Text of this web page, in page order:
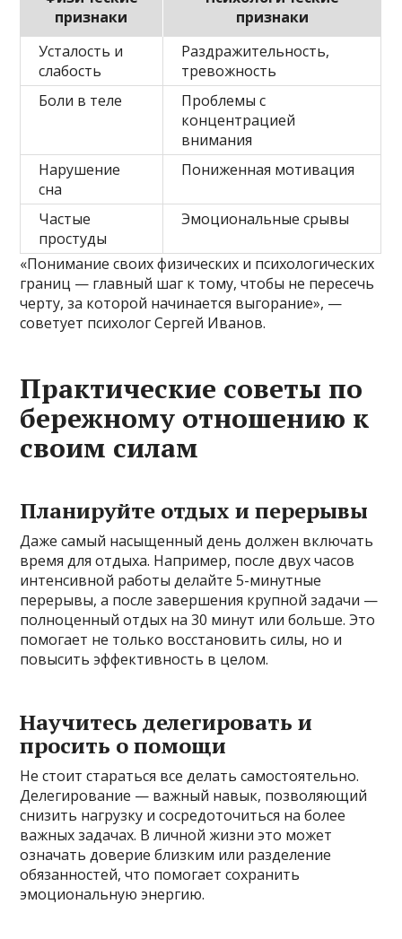
признаки
признаки
Усталость и
слабость
Раздражительность,
тревожность
Боли в теле
Проблемы с
концентрацией
внимания
Нарушение
сна
Пониженная мотивация
Частые
простуды
Эмоциональные срывы
«Понимание своих физических и психологических
границ — главный шаг к тому, чтобы не пересечь
черту, за которой начинается выгорание», —
советует психолог Сергей Иванов.
Практические советы по
бережному отношению к
своим силам
Планируйте отдых и перерывы
Даже самый насыщенный день должен включать
время для отдыха. Например, после двух часов
интенсивной работы делайте 5-минутные
перерывы, а после завершения крупной задачи —
полноценный отдых на 30 минут или больше. Это
помогает не только восстановить силы, но и
повысить эффективность в целом.
Научитесь делегировать и
просить о помощи
Не стоит стараться все делать самостоятельно.
Делегирование — важный навык, позволяющий
снизить нагрузку и сосредоточиться на более
важных задачах. В личной жизни это может
означать доверие близким или разделение
обязанностей, что помогает сохранить
эмоциональную энергию.